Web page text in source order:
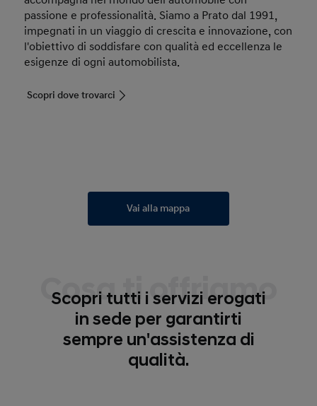
passione e professionalità. Siamo a Prato dal 1991,
impegnati in un viaggio di crescita e innovazione, con
l'obiettivo di soddisfare con qualità ed eccellenza le
esigenze di ogni automobilista.
Scopri dove trovarci
Vai alla mappa
Cosa ti offriamo
Scopri tutti i servizi erogati
in sede per garantirti
sempre un'assistenza di
qualità.